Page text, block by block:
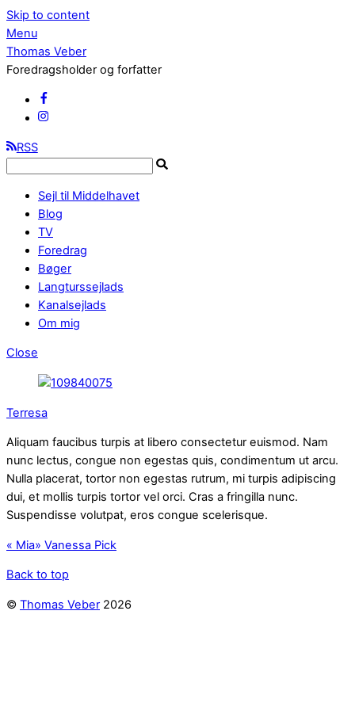
Skip to content
Menu
Thomas Veber
Foredragsholder og forfatter
RSS
Sejl til Middelhavet
Blog
TV
Foredrag
Bøger
Langturssejlads
Kanalsejlads
Om mig
Close
Terresa
Aliquam faucibus turpis at libero consectetur euismod. Nam
nunc lectus, congue non egestas quis, condimentum ut arcu.
Nulla placerat, tortor non egestas rutrum, mi turpis adipiscing
dui, et mollis turpis tortor vel orci. Cras a fringilla nunc.
Suspendisse volutpat, eros congue scelerisque.
« Mia» Vanessa Pick
Back to top
© Thomas Veber 2026